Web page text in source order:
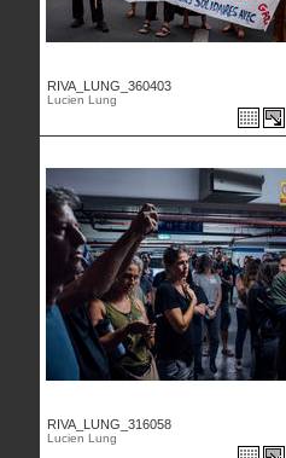
RIVA_LUNG_360403
Lucien Lung
RIVA_LUNG_316058
Lucien Lung